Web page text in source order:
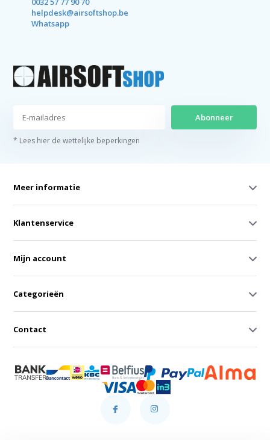
helpdesk@airsoftshop.be
Whatsapp
Abonneer
* Lees hier de wettelijke beperkingen
Meer informatie
Klantenservice
Mijn account
Categorieën
Contact